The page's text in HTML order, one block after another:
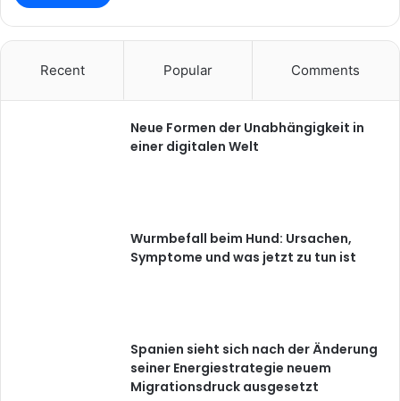
Recent Popular Comments
Neue Formen der Unabhängigkeit in
einer digitalen Welt
Wurmbefall beim Hund: Ursachen,
Symptome und was jetzt zu tun ist
Spanien sieht sich nach der Änderung
seiner Energiestrategie neuem
Migrationsdruck ausgesetzt